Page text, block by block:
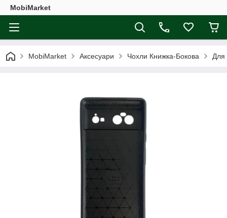
MobiMarket
MobiMarket Аксесуари Чохли Книжка-Бокова Для